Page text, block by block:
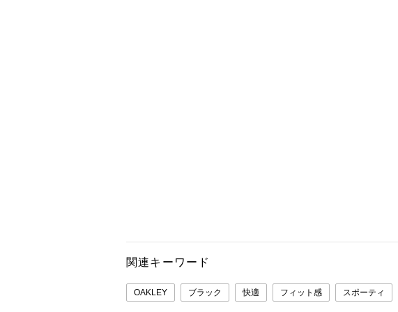
関連キーワード
OAKLEY ブラック 快適 フィット感 スポーティ